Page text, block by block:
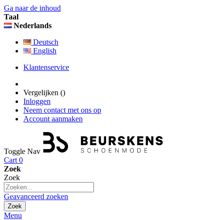
Ga naar de inhoud
Taal
Nederlands
Deutsch
English
Klantenservice
Vergelijken ()
Inloggen
Neem contact met ons op
Account aanmaken
Toggle Nav
Cart 0
Zoek
Zoek
Geavanceerd zoeken
Zoek
Menu